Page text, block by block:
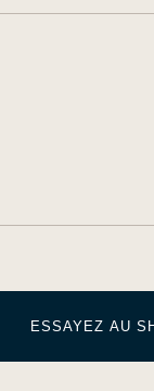
ESSAYEZ AU